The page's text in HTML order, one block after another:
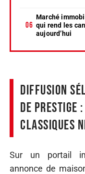
Marché
qui rend les
aujourd’hui
Diffusion
de prestige
classiques
Sur un portail
annonce de